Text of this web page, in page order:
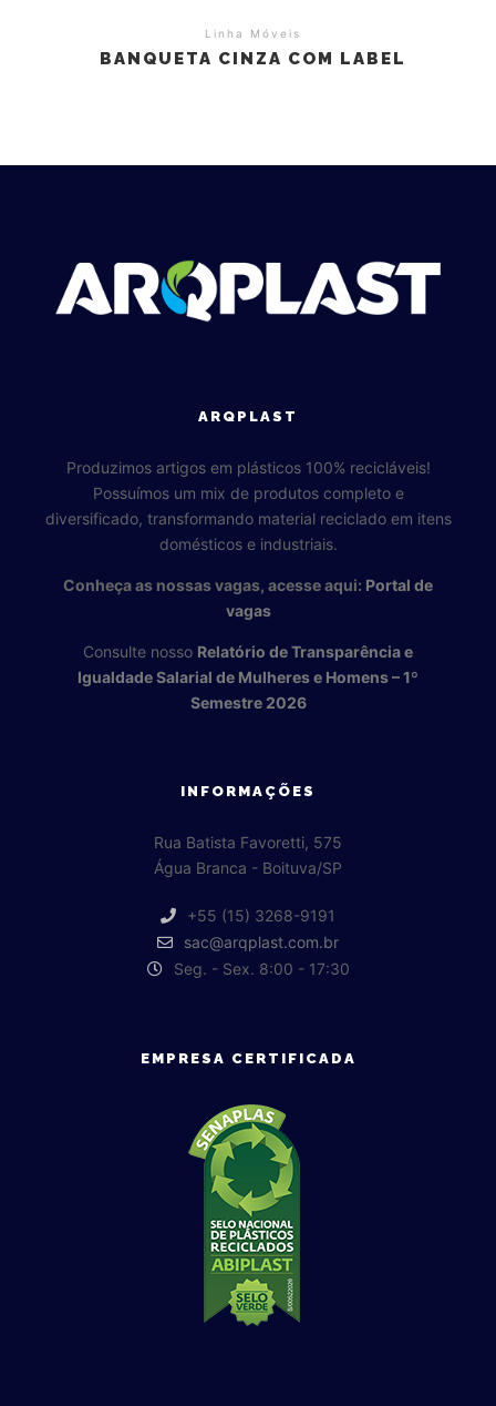
Linha Móveis
BANQUETA CINZA COM LABEL
ARQPLAST
Produzimos artigos em plásticos 100% recicláveis!
Possuímos um mix de produtos completo e
diversificado, transformando material reciclado em itens
domésticos e industriais.
Conheça as nossas vagas, acesse aqui: Portal de
vagas
Consulte nosso Relatório de Transparência e
Igualdade Salarial de Mulheres e Homens – 1º
Semestre 2026
INFORMAÇÕES
Rua Batista Favoretti, 575
Água Branca - Boituva/SP
+55 (15) 3268-9191
sac@arqplast.com.br
Seg. - Sex. 8:00 - 17:30
EMPRESA CERTIFICADA